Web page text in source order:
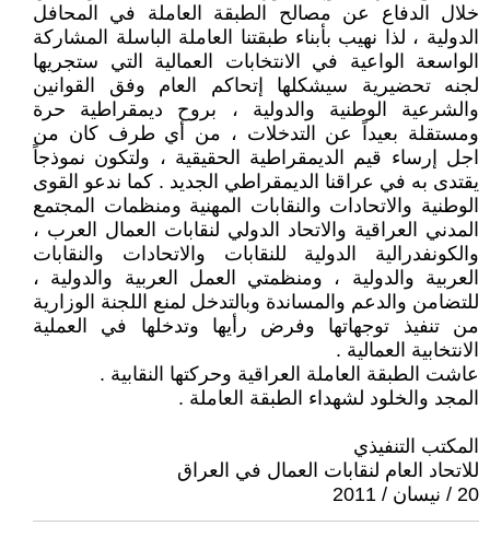
خلال الدفاع عن مصالح الطبقة العاملة في المحافل
الدولية ، لذا نهيب بأبناء طبقتنا العاملة الباسلة المشاركة
الواسعة الواعية في الانتخابات العمالية التي ستجريها
لجنه تحضيرية سيشكلها إتحاكم العام وفق القوانين
والشرعية الوطنية والدولية ، بروح ديمقراطية حرة
ومستقلة بعيداً عن التدخلات ، من أي طرف كان من
اجل إرساء قيم الديمقراطية الحقيقية ، ولتكون نموذجاً
يقتدى به في عراقنا الديمقراطي الجديد . كما ندعو القوى
الوطنية والاتحادات والنقابات المهنية ومنظمات المجتمع
المدني العراقية والاتحاد الدولي لنقابات العمال العرب ،
والكونفدرالية الدولية للنقابات والاتحادات والنقابات
العربية والدولية ، ومنظمتي العمل العربية والدولية ،
للتضامن والدعم والمساندة وبالتدخل لمنع اللجنة الوزارية
من تنفيذ توجهاتها وفرض رأيها وتدخلها في العملية
الانتخابية العمالية .
عاشت الطبقة العاملة العراقية وحركتها النقابية .
المجد والخلود لشهداء الطبقة العاملة .
المكتب التنفيذي
للاتحاد العام لنقابات العمال في العراق
20 / نيسان / 2011